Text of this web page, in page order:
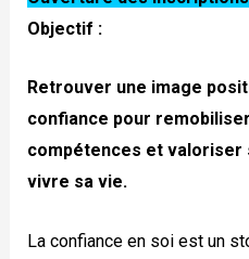
Objectif :
Retrouver une image
confiance pour
compétences et valoriser
vivre sa vie.
La confiance en soi est un